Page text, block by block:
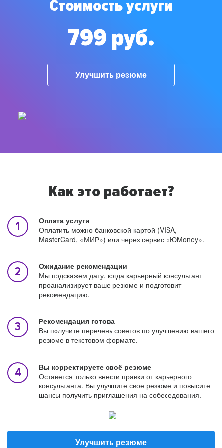
Стоимость услуги
799 руб.
Улучшить резюме
Как это работает?
Оплата услуги
Оплатить можно банковской картой (VISA,
MasterCard, «МИР») или через сервис «ЮMoney».
Ожидание рекомендации
Мы подскажем дату, когда карьерный консультант
проанализирует ваше резюме и подготовит
рекомендацию.
Рекомендация готова
Вы получите перечень советов по улучшению вашего
резюме в текстовом формате.
Вы корректируете своё резюме
Останется только внести правки от карьерного
консультанта. Вы улучшите своё резюме и повысите
шансы получить приглашения на собеседования.
Улучшить резюме